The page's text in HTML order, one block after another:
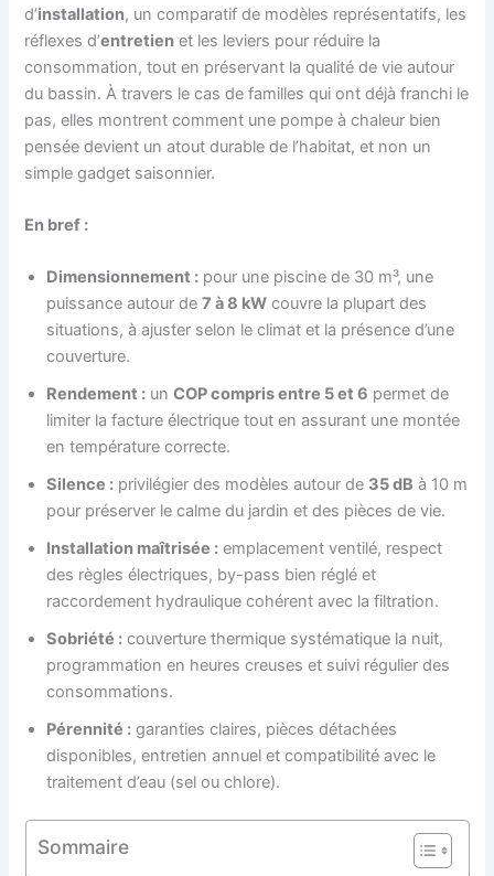
d’installation, un comparatif de modèles représentatifs, les
réflexes d’entretien et les leviers pour réduire la
consommation, tout en préservant la qualité de vie autour
du bassin. À travers le cas de familles qui ont déjà franchi le
pas, elles montrent comment une pompe à chaleur bien
pensée devient un atout durable de l’habitat, et non un
simple gadget saisonnier.
En bref :
Dimensionnement : pour une piscine de 30 m³, une
puissance autour de7 à 8 kW couvre la plupart des
situations, à ajuster selon le climat et la présence d’une
couverture.
Rendement : unCOP compris entre 5 et 6 permet de
limiter la facture électrique tout en assurant une montée
en température correcte.
Silence : privilégier des modèles autour de 35 dB à 10 m
pour préserver le calme du jardin et des pièces de vie.
Installation maîtrisée : emplacement ventilé, respect
des règles électriques, by-pass bien réglé et
raccordement hydraulique cohérent avec la filtration.
Sobriété : couverture thermique systématique la nuit,
programmation en heures creuses et suivi régulier des
consommations.
Pérennité : garanties claires, pièces détachées
disponibles, entretien annuel et compatibilité avec le
traitement d’eau (sel ou chlore).
Sommaire